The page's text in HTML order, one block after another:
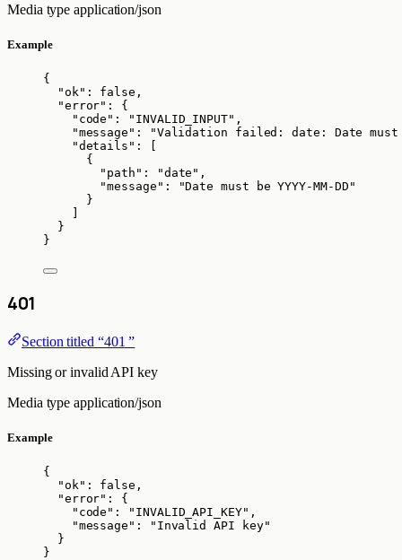
Media type application/json
Example
{
"ok" : false ,
"error" : {
"code" : " INVALID_INPUT" ,
"message" : "Validation failed: date: Date must be
"details" : [
{
"path" : "date " ,
"message" : "Date must be YYYY-MM-DD "
}
}
}
401
Section titled “401 ”
Missing or invalid API key
Media type application/json
Example
{
"ok" : false ,
"error" : {
"code" : " INVALID_API_KEY" ,
"message" : " Invalid API key"
}
}